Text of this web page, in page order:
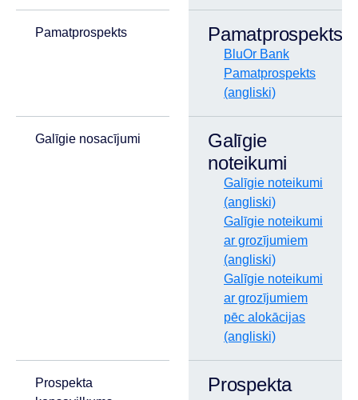
Pamatprospekts Pamatprospekts
BluOr Bank
Pamatprospekts
(angliski)
Galīgie nosacījumi
Galīgie
noteikumi
Galīgie noteikumi
(angliski)
Galīgie noteikumi
ar grozījumiem
(angliski)
Galīgie noteikumi
ar grozījumiem
pēc alokācijas
(angliski)
Prospekta
Prospekta